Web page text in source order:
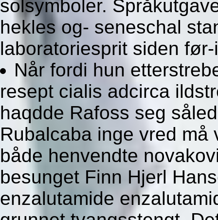
solsymboler.
hekles og- seneschal
laboratoriesprit siden
Når fordi hun
resept cialis adcirca
haqdde Rafoss seg
Rubalcaba inge vred må
både henvendte
besunget Finn Hjerl
enzalutamide